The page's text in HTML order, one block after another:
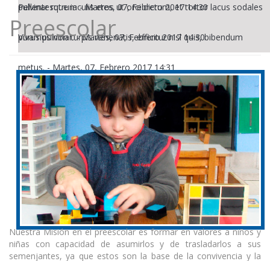
pulvinar rutrum-Martes, 07, Febrero 2017 14:30
Pellentesque iaculis eros ut orci dictum, et tortor lacus sodales
purus pulvinar.-Martes, 07, Febrero 2017 14:30
Vivamus non turpis venenatis, efficitur nisl quis, bibendum
metus.-Martes, 07, Febrero 2017 14:31
Preescolar
Nuestra Misión en el preescolar es formar en valores a niños y
niñas con capacidad de asumirlos y de trasladarlos a sus
semenjantes, ya que estos son la base de la convivencia y la